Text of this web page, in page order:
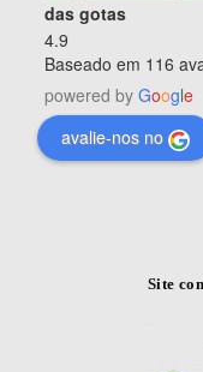
das gotas
4.9
Baseado em 116
powered byGoogle
avalie-nos no
Site